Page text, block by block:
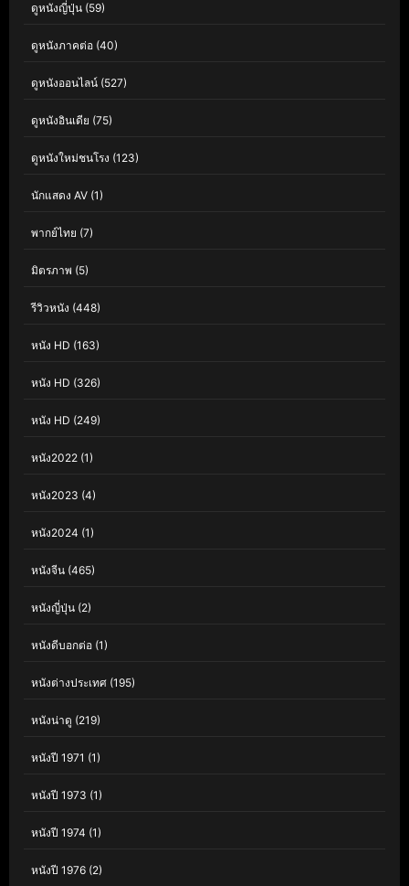
ดูหนังญี่ปุ่น (59)
ดูหนังภาคต่อ (40)
ดูหนังออนไลน์ (527)
ดูหนังอินเดีย (75)
ดูหนังใหม่ชนโรง (123)
นักแสดง AV (1)
พากย์ไทย (7)
มิตรภาพ (5)
รีวิวหนัง (448)
หนัง HD (163)
หนัง HD (326)
หนัง HD (249)
หนัง2022 (1)
หนัง2023 (4)
หนัง2024 (1)
หนังจีน (465)
หนังญี่ปุ่น (2)
หนังดีบอกต่อ (1)
หนังต่างประเทศ (195)
หนังน่าดู (219)
หนังปี 1971 (1)
หนังปี 1973 (1)
หนังปี 1974 (1)
หนังปี 1976 (2)